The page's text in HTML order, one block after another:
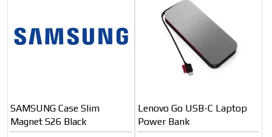
SAMSUNG Case Slim
Magnet S26 Black
Lenovo Go USB-C Laptop
Power Bank